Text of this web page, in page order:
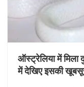
ऑस्ट्रेलिया में मिला
में देखिए इसकी